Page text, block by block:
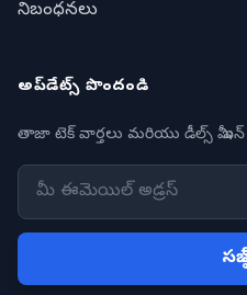
నిబంధనలు
అప్‌డేట్స్ పొందండి
తాజా టెక్ వార్తలు మరియు డీల్స్ మీ
సబ్